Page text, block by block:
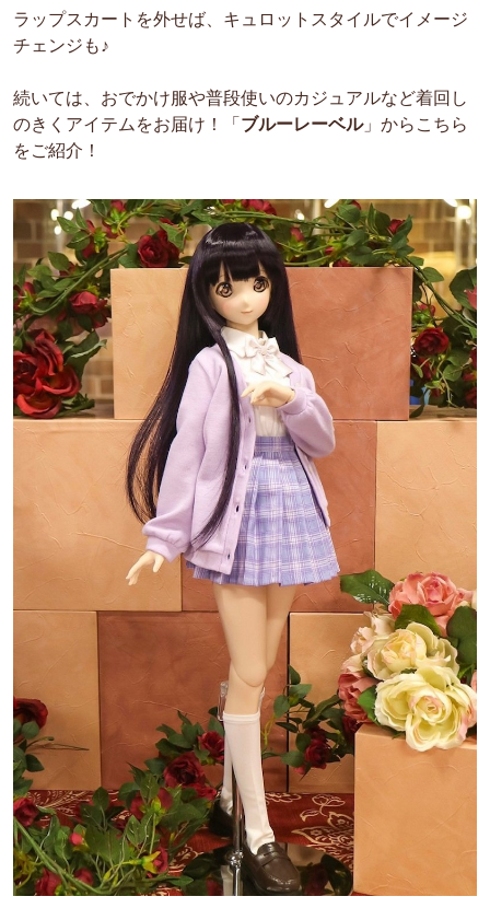
ラップスカートを外せば、キュロットスタイルでイメージ
チェンジも♪
続いては、おでかけ服や普段使いのカジュアルなど着回し
のきくアイテムをお届け！「 ブルーレーベル」からこちら
をご紹介！